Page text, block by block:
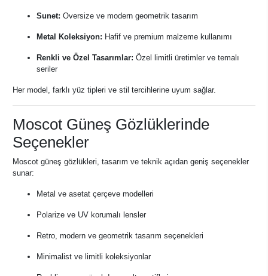
Sunet: Oversize ve modern geometrik tasarım
Metal Koleksiyon: Hafif ve premium malzeme kullanımı
Renkli ve Özel Tasarımlar: Özel limitli üretimler ve temalı
seriler
Her model, farklı yüz tipleri ve stil tercihlerine uyum sağlar.
Moscot Güneş Gözlüklerinde
Seçenekler
Moscot güneş gözlükleri, tasarım ve teknik açıdan geniş seçenekler
sunar:
Metal ve asetat çerçeve modelleri
Polarize ve UV korumalı lensler
Retro, modern ve geometrik tasarım seçenekleri
Minimalist ve limitli koleksiyonlar